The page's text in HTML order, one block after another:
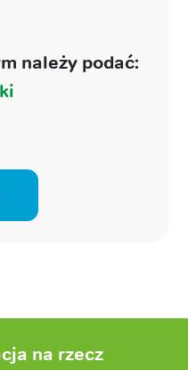
należy podać:
na rzecz